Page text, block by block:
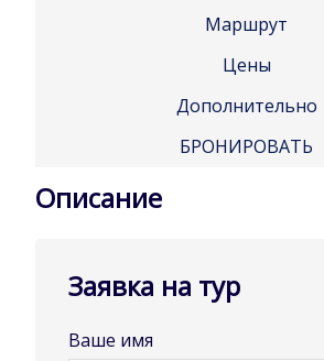
Маршрут
Цены
Дополнительно
БРОНИРОВАТЬ
Описание
Заявка на тур
Ваше имя